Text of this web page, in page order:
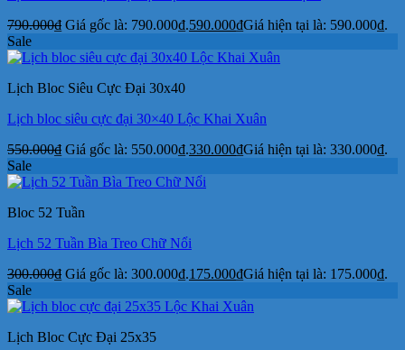
790.000₫ Giá gốc là: 790.000₫.590.000₫Giá hiện tại là: 590.000₫.
Sale
Lịch Bloc Siêu Cực Đại 30x40
Lịch bloc siêu cực đại 30×40 Lộc Khai Xuân
550.000₫ Giá gốc là: 550.000₫.330.000₫Giá hiện tại là: 330.000₫.
Sale
Bloc 52 Tuần
Lịch 52 Tuần Bìa Treo Chữ Nổi
300.000₫ Giá gốc là: 300.000₫.175.000₫Giá hiện tại là: 175.000₫.
Sale
Lịch Bloc Cực Đại 25x35